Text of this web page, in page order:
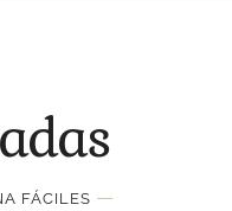
FÁCILES —